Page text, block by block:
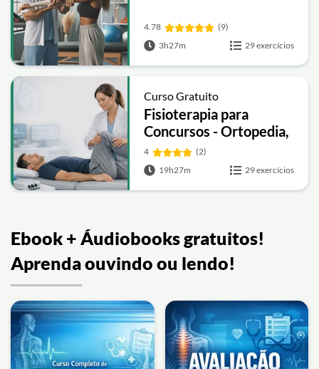
4.78
(9)
3h27m
29 exercícios
Curso Gratuito
Fisioterapia para
Concursos - Ortopedia,
Neuro,
Cardiorrespiratória e
4
(2)
19h27m
29 exercícios
Ebook + Áudiobooks gratuitos!
Aprenda ouvindo ou lendo!